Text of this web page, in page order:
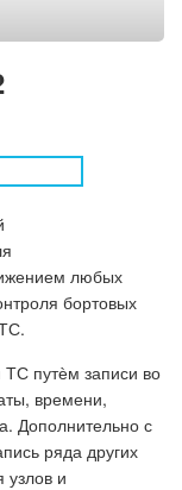
любых
бортовых
путѐм записи во
времени,
Дополнительно с
ряда других
узлов и